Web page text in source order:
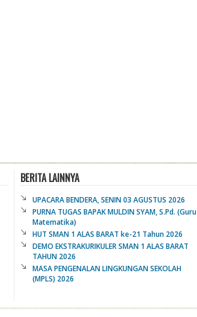
BERITA LAINNYA
UPACARA BENDERA, SENIN 03 AGUSTUS 2026
PURNA TUGAS BAPAK MULDIN SYAM, S.Pd. (Guru
Matematika)
HUT SMAN 1 ALAS BARAT ke-21 Tahun 2026
DEMO EKSTRAKURIKULER SMAN 1 ALAS BARAT
TAHUN 2026
MASA PENGENALAN LINGKUNGAN SEKOLAH
(MPLS) 2026